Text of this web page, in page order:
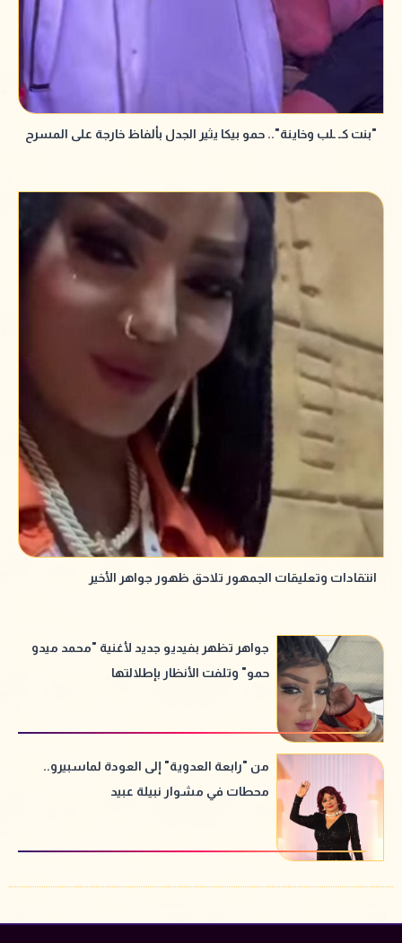
"بنت كـ ـلب وخاينة".. حمو بيكا يثير الجدل بألفاظ خارجة على المسرح
انتقادات وتعليقات الجمهور تلاحق ظهور جواهر الأخير
جواهر تظهر بفيديو جديد لأغنية "محمد ميدو
حمو" وتلفت الأنظار بإطلالتها
من "رابعة العدوية" إلى العودة لماسبيرو..
محطات في مشوار نبيلة عبيد